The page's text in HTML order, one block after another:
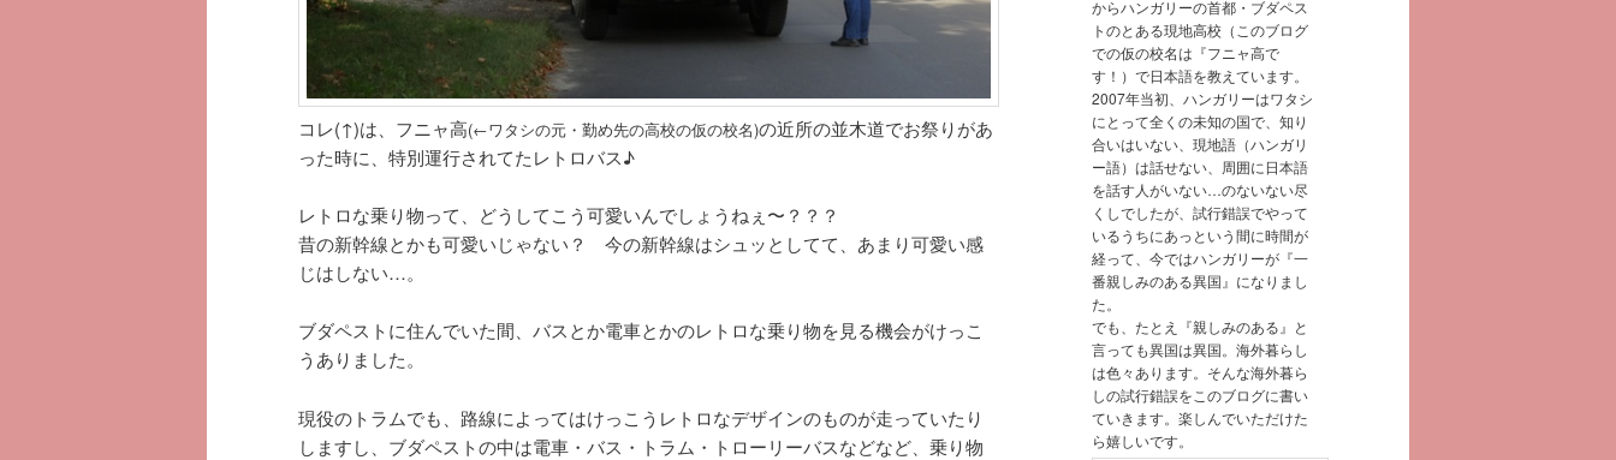
コレ(↑)は、フニャ高(←ワタシの元・勤め先の高校の仮の校名)の近所の並木道でお祭りがあ
った時に、特別運行されてたレトロバス♪
レトロな乗り物って、どうしてこう可愛いんでしょうねぇ〜？？？
昔の新幹線とかも可愛いじゃない？ 今の新幹線はシュッとしてて、あまり可愛い感
じはしない…。
ブダペストに住んでいた間、バスとか電車とかのレトロな乗り物を見る機会がけっこ
うありました。
現役のトラムでも、路線によってはけっこうレトロなデザインのものが走っていたり
しますし、ブダペストの中は電車・バス・トラム・トローリーバスなどなど、乗り物
からハンガリーの首都・ブダペス
トのとある現地高校（このブログ
での仮の校名は『フニャ高で
す！）で日本語を教えています。
2007年当初、ハンガリーはワタシ
にとって全くの未知の国で、知り
合いはいない、現地語（ハンガリ
ー語）は話せない、周囲に日本語
を話す人がいない…のないない尽
くしでしたが、試行錯誤でやって
いるうちにあっという間に時間が
経って、今ではハンガリーが『一
番親しみのある異国』になりまし
た。
でも、たとえ『親しみのある』と
言っても異国は異国。海外暮らし
は色々あります。そんな海外暮ら
しの試行錯誤をこのブログに書い
ていきます。楽しんでいただけた
ら嬉しいです。